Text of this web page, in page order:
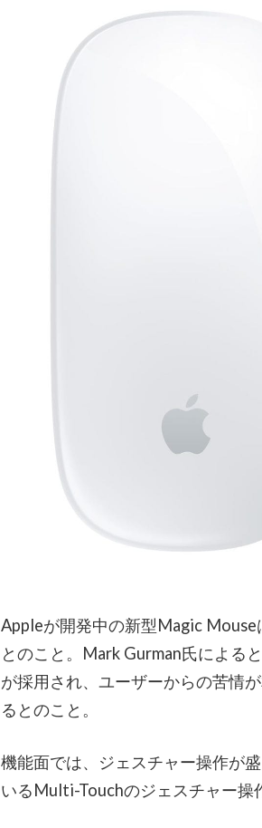
Appleが開発中の新型Magic
とのこと。Mark Gurman氏による
が採用され、ユーザーからの苦情
るとのこと。
機能面では、ジェスチャー操作が
いるMulti-Touchのジェスチャー操